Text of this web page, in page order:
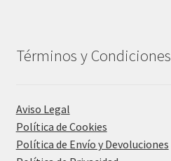
Términos y Condiciones
Aviso Legal
Política de Cookies
Política de Envío y Devoluciones